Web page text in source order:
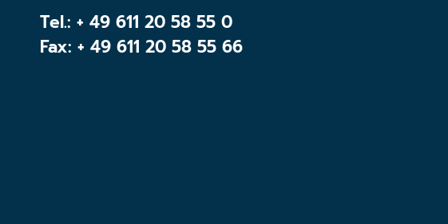
Tel.: + 49 611 20 58 55 0
Fax: + 49 611 20 58 55 66